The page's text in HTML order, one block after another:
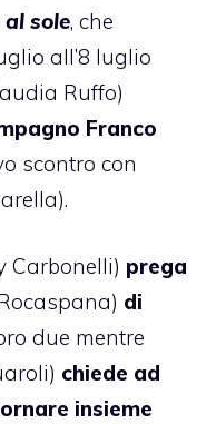
sole, che
all’8 luglio
Ruffo)
Franco
scontro con
Carbonelli) prega
di
due mentre
chiede ad
insieme